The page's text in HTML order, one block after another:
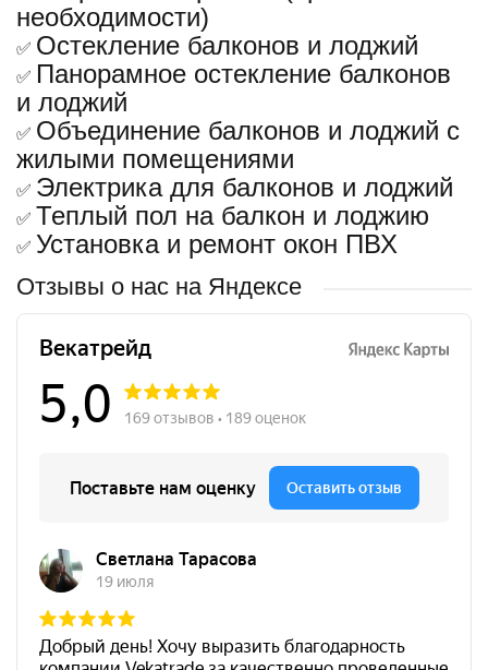
необходимости)
✅ Остекление балконов и лоджий
✅ Панорамное остекление балконов
и лоджий
✅ Объединение балконов и лоджий с
жилыми помещениями
✅ Электрика для балконов и лоджий
✅ Теплый пол на балкон и лоджию
✅ Установка и ремонт окон ПВХ
Отзывы о нас на Яндексе